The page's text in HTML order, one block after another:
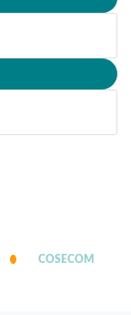
COSECOM